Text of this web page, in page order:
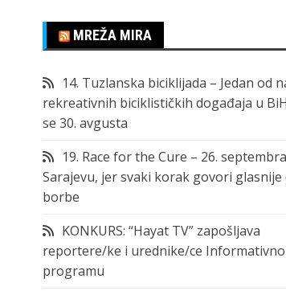
MREŽA MIRA
14. Tuzlanska biciklijada – Jedan od
rekreativnih biciklističkih događaja u
se 30. avgusta
19. Race for the Cure – 26.
Sarajevu, jer svaki korak govori glasnije
borbe
KONKURS: “Hayat TV” zapošljava
reportere/ke i urednike/ce
programu